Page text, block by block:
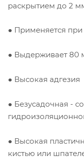
раскрытием до 2
● Применяется
● Выдерживает 80
● Высокая адгезия
● Безусадочная -
● Высокая
кистью или